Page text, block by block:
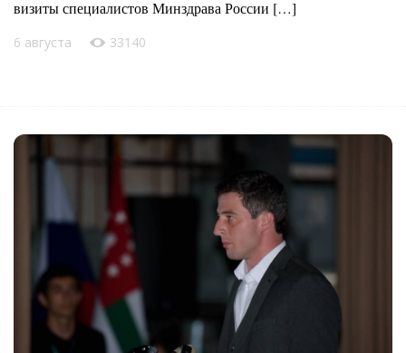
визиты специалистов Минздрава России […]
6 августа 33140